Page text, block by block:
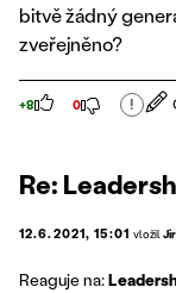
bitvě žádný
zveřejněno?
+8 0 !
Re:
12.6.2021, 15:01 vložil
Reaguje na: